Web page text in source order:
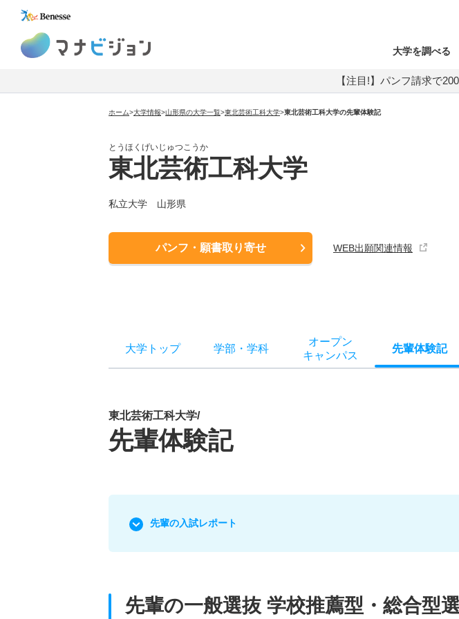
大学を調べる
【注目!】パンフ請求で
ホーム>大学情報>山形県の大学一覧>東北芸術工科大学>東北芸術工科大学の先輩体験記
とうほくげいじゅつこうか
東北芸術工科大学
私立大学 山形県
パンフ・願書取り寄せ WEB出願関連情報
大学トップ 学部 ・ 学科
オープン
キャンパス
先輩体験記
東北芸術工科大学/
先輩体験記
先輩の入試レポート
先輩の一般選抜 学校推薦型・総合型